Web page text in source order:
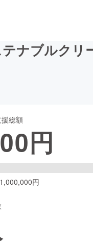
ナブルクリ
総額
円
円